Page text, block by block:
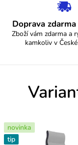
Doprava
Zboží vám zdarma a
kamkoliv v
novinka
tip